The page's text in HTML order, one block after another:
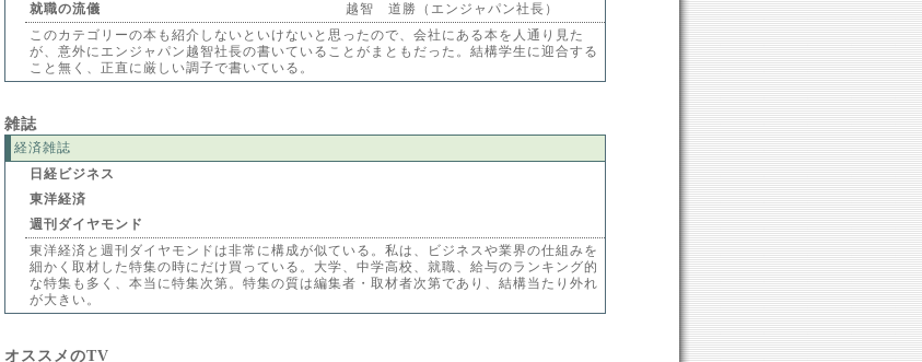
就職の流儀
越智 道勝（エンジャパン社長）
このカテゴリーの本も紹介しないといけないと思ったので、会社にある本を人通り見た
が、意外にエンジャパン越智社長の書いていることがまともだった。結構学生に迎合する
こと無く、正直に厳しい調子で書いている。
雑誌
経済雑誌
日経ビジネス
東洋経済
週刊ダイヤモンド
東洋経済と週刊ダイヤモンドは非常に構成が似ている。私は、ビジネスや業界の仕組みを
細かく取材した特集の時にだけ買っている。大学、中学高校、就職、給与のランキング的
な特集も多く、本当に特集次第。特集の質は編集者・取材者次第であり、結構当たり外れ
が大きい。
オススメのTV